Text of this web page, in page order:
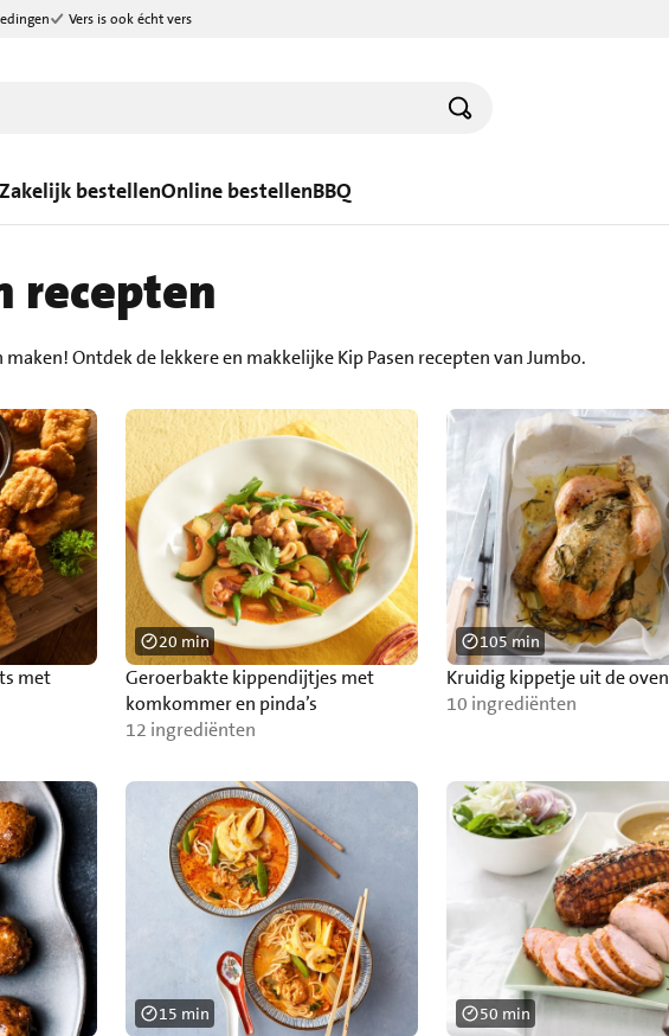
Vers is ook écht vers
Zakelijk bestellenOnline bestellenBBQ
recepten
Ontdek de lekkere en makkelijke Kip Pasen recepten van Jumbo.
met
Geroerbakte kippendijtjes met
komkommer en pinda’s
12 ingrediënten
20 min
Kruidig kippetje uit de oven
10 ingrediënten
105 min
15 min 50 min